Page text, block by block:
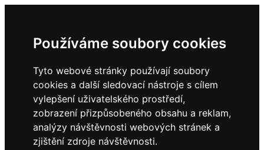
Používáme soubory cookies
Tyto webové stránky používají soubory
cookies a další sledovací nástroje s cílem
vylepšení uživatelského prostředí,
zobrazení přizpůsobeného obsahu a reklam,
analýzy návštěvnosti webových stránek a
zjištění zdroje návštěvnosti.